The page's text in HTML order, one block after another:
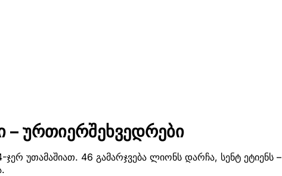
– ურთიერშეხვედრები
უთამაშიათ. 46 გამარჯვება ლიონს დარჩა, სენტ ეტიენს –